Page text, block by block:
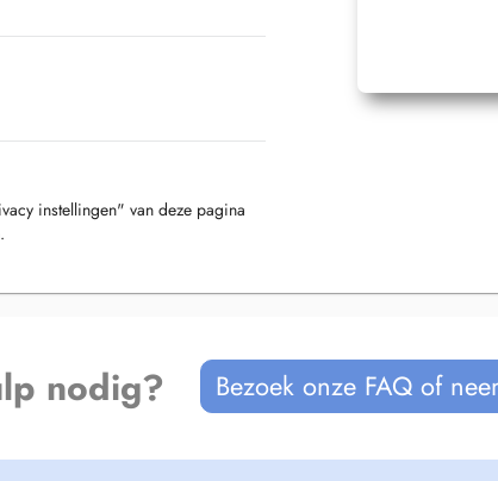
instellingen" van deze pagina
nodig? Bezoek onze FAQ of